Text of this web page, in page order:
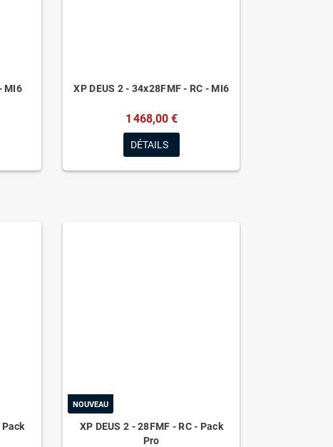
MI6 XP DEUS 2 - 34x28FMF - RC - MI6
1 468,00 €
DÉTAILS
Pack
NOUVEAU
XP DEUS 2 - 28FMF - RC - Pack
Pro